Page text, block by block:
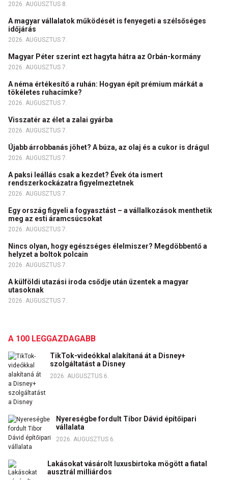
2026. AUGUSZTUS 8.
A magyar vállalatok működését is fenyegeti a szélsőséges
időjárás
2026. AUGUSZTUS 7.
Magyar Péter szerint ezt hagyta hátra az Orbán-kormány
2026. AUGUSZTUS 7.
A néma értékesítő a ruhán: Hogyan épít prémium márkát a
tökéletes ruhacímke?
2026. AUGUSZTUS 7.
Visszatér az élet a zalai gyárba
2026. AUGUSZTUS 7.
Újabb árrobbanás jöhet? A búza, az olaj és a cukor is drágul
2026. AUGUSZTUS 7.
A paksi leállás csak a kezdet? Évek óta ismert
rendszerkockázatra figyelmeztetnek
2026. AUGUSZTUS 7.
Egy ország figyeli a fogyasztást – a vállalkozások menthetik
meg az esti áramcsúcsokat
2026. AUGUSZTUS 7.
Nincs olyan, hogy egészséges élelmiszer? Megdöbbentő a
helyzet a boltok polcain
2026. AUGUSZTUS 7.
A külföldi utazási iroda csődje után üzentek a magyar
utasoknak
2026. AUGUSZTUS 7.
A 100 LEGGAZDAGABB
TikTok-videókkal alakítaná át a Disney+
szolgáltatást a Disney
2026. AUGUSZTUS 6.
Nyereségbe fordult Tibor Dávid építőipari
vállalata
2026. AUGUSZTUS 6.
Lakásokat vásárolt luxusbirtoka mögött a fiatal
ausztrál milliárdos